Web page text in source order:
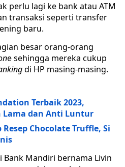
perlu lagi ke bank atau ATM
transaksi seperti transfer
baru.
besar orang-orang
e sehingga mereka cukup
di HP masing-masing.
Terbaik 2023,
Lama dan Anti Luntur
Chocolate Truffle, Si
Bank Mandiri bernama Livin